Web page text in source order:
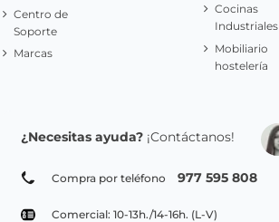
Centro de
Soporte
Marcas
Cocinas
Industriales
Mobiliario
hostelería
¿Necesitas ayuda? ¡Contáctanos!
Compra por teléfono 977 595 808
Comercial: 10-13h./14-16h. (L-V)